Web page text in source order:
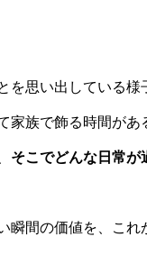
思い出している
族で飾る時間が
そこでどんな日常が
間の価値を、こ